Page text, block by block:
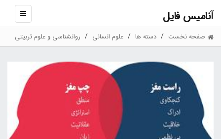
آنامیس فایل
نمایش
صفحه نخست دسته ها علوم انسانی روانشناسی و علوم تربیتی